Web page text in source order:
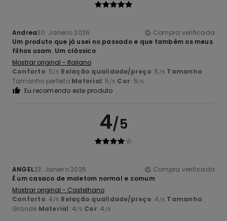
Andrea30. Janeiro 2026
Compra verificada
Um produto que já usei no passado e que também os meus
filhos usam. Um clássico
Mostrar original - Italiano
Conforto: 5 /5 Relação qualidade/preço: 5 /5 Tamanho:
Tamanho perfeito Material: 5 /5 Cor: 5/5
Eu recomendo este produto
4/5
ANGEL23. Janeiro 2026
Compra verificada
É um casaco de moletom normal e comum
Mostrar original - Castelhano
Conforto: 4 /5 Relação qualidade/preço: 4 /5 Tamanho:
Grande Material: 4/5 Cor: 4 /5